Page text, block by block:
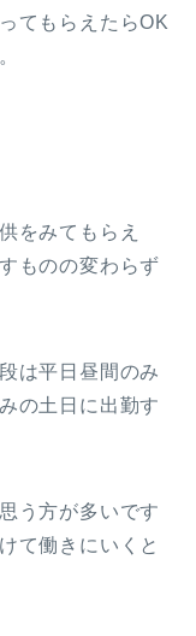
てもらえたらOK
をみてもらえ
ものの変わらず
は平日昼間のみ
の土日に出勤す
う方が多いです
て働きにいくと